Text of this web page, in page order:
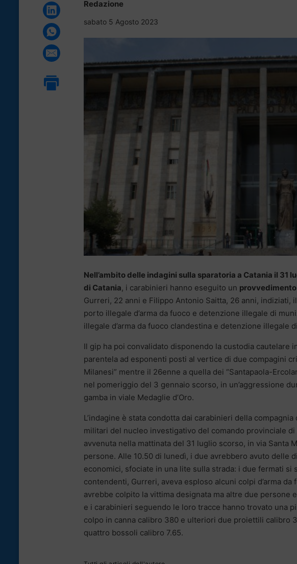
Redazione
sabato 5 Agosto 2023
Nell’ambito delle indagini sulla sparatoria a Catania il 31
di Catania, i carabinieri hanno eseguito un
Gurreri, 22 anni e Filippo Antonio Saitta, 26 anni,
porto illegale d’arma da fuoco e detenzione illegale di
illegale d’arma da fuoco clandestina e detenzione illegale
Il gip ha poi convalidato disponendo la custodia cautelare
parentela ad esponenti posti al vertice di due compagini
Milanesi” mentre il 26enne a quella dei “Santapaola-
nel pomeriggio del 3 gennaio scorso, in un’aggressione
gamba in viale Medaglie d’Oro.
L’indagine è stata condotta dai carabinieri della
militari del nucleo investigativo del comando provinciale
avvenuta nella mattinata del 31 luglio scorso, in via Santa
persone. Alle 10.50 di lunedì, i due avrebbero avuto delle
economici, sfociate in una lite sulla strada: i due fermati
contendenti, Gurreri, aveva esploso alcuni colpi d’arma
avrebbe colpito la vittima designata ma altre due persone
e i carabinieri seguendo le loro tracce hanno trovato una
colpo in canna calibro 380 e ulteriori due proiettili calibro
quattro bossoli calibro 7.65.